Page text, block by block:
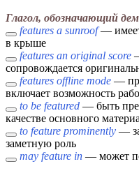
Глагол, обозначающий
features a sunroof—
в крыше
features an original score
сопровождается
features offline mode —
включает возможность
to be featured — быть
качестве основного
to feature prominently —
заметную роль
may feature in — может